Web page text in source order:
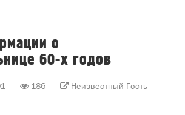
о
60-х годов
186
Неизвестный Гость